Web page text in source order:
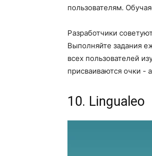
пользователям.
Разработчики
Выполняйте задания
всех пользователей
присваиваются очки -
10. Lingualeo